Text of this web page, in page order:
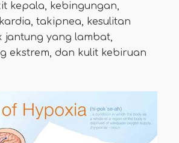
kepala, kebingungan,
takipnea, kesulitan
jantung yang lambat,
ekstrem, dan kulit kebiruan